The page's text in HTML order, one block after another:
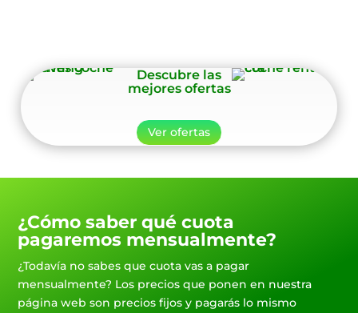
Descubre las
mejores ofertas
Ver ofertas
¿Cómo saber qué cuota
pagaremos mensualmente?
¿Todavía no sabes que cuota vas a pagar
mensualmente? Los precios que ponen en nuestra
página web son precios fijos y pagarás lo mismo